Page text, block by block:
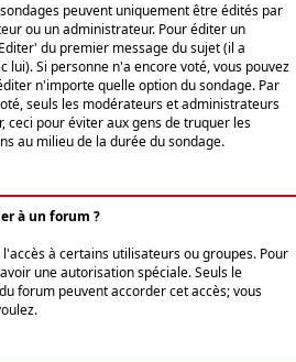
peuvent uniquement être édités par
ou un administrateur. Pour éditer un
du premier message du sujet (il a
lui). Si personne n'a encore voté, vous pouvez
n'importe quelle option du sondage. Par
seuls les modérateurs et administrateurs
ceci pour éviter aux gens de truquer les
au milieu de la durée du sondage.
à un forum ?
à certains utilisateurs ou groupes. Pour
une autorisation spéciale. Seuls le
forum peuvent accorder cet accès; vous